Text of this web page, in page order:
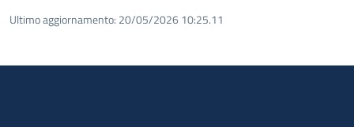
Ultimo aggiornamento: 20/05/2026 10:25.11